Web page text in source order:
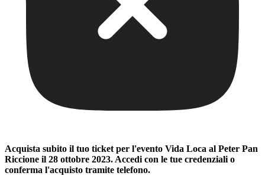
Acquista subito il tuo ticket per l'evento Vida Loca al Peter Pan
Riccione il 28 ottobre 2023. Accedi con le tue credenziali o
conferma l'acquisto tramite telefono.